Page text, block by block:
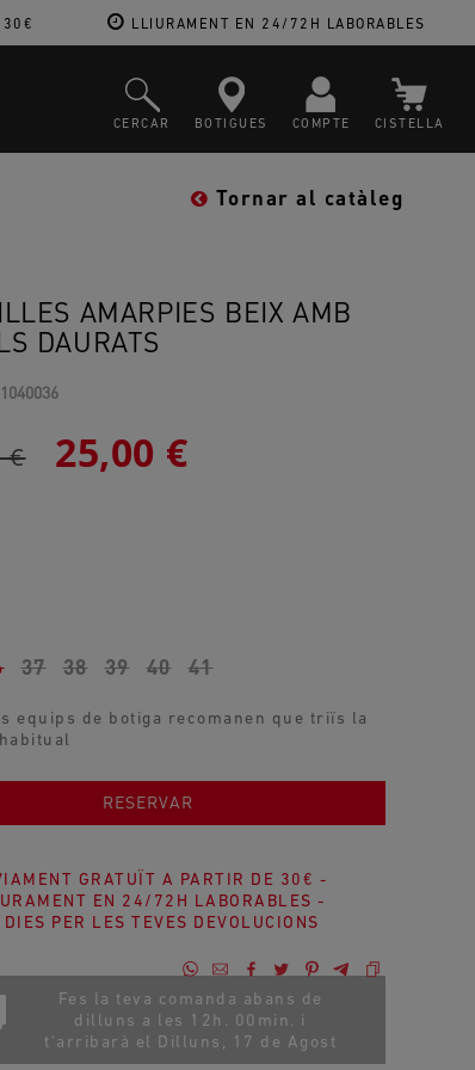
30€ LLIURAMENT EN 24/72H LABORABLES
CISTELLA
COMPTE
BOTIGUES
CERCAR
Tornar al catàleg
AMARPIES BEIX AMB
DAURATS
€ 25,00 €
37 38 39 40 41
equips de botiga recomanen que triïs la
AFEGIR A LA COMPRA
RESERVAR
GRATUÏT A PARTIR DE 30€ -
EN 24/72H LABORABLES -
PER LES TEVES DEVOLUCIONS
Fes la teva comanda abans de
dilluns a les 12h. 00min. i
t'arribarà el Dilluns, 17 de Agost